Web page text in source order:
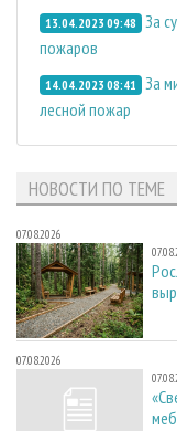
13.04.2023 09:48 За
пожаров
14.04.2023 08:41 За
лесной пожар
НОВОСТИ ПО ТЕМЕ
07.08.2026
07.08.2026